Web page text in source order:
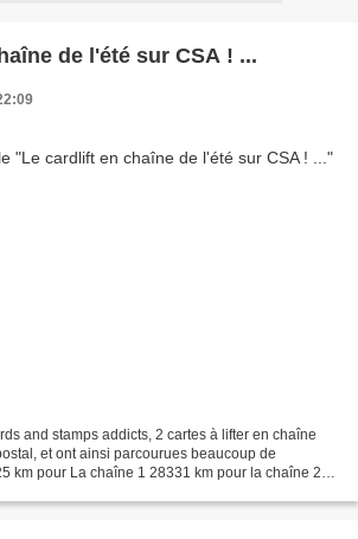
de l'été sur CSA ! ...
and stamps addicts, 2 cartes à lifter en chaîne
et ont ainsi parcourues beaucoup de
km pour La chaîne 1 28331 km pour la chaîne 2